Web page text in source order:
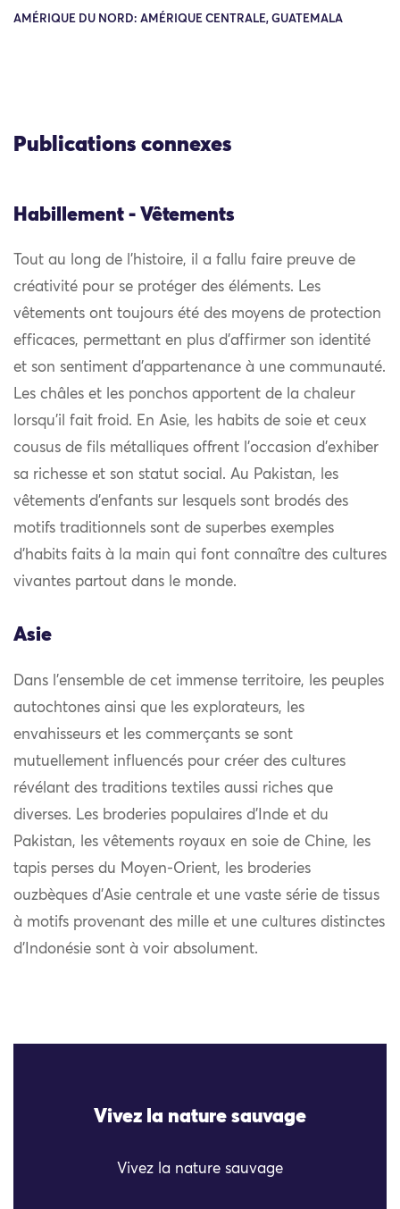
AMÉRIQUE DU NORD: AMÉRIQUE CENTRALE, GUATEMALA
Publications connexes
Habillement - Vêtements
Tout au long de l’histoire, il a fallu faire preuve de
créativité pour se protéger des éléments. Les
vêtements ont toujours été des moyens de protection
efficaces, permettant en plus d’affirmer son identité
et son sentiment d’appartenance à une communauté.
Les châles et les ponchos apportent de la chaleur
lorsqu’il fait froid. En Asie, les habits de soie et ceux
cousus de fils métalliques offrent l’occasion d’exhiber
sa richesse et son statut social. Au Pakistan, les
vêtements d’enfants sur lesquels sont brodés des
motifs traditionnels sont de superbes exemples
d’habits faits à la main qui font connaître des cultures
vivantes partout dans le monde.
Asie
Dans l’ensemble de cet immense territoire, les peuples
autochtones ainsi que les explorateurs, les
envahisseurs et les commerçants se sont
mutuellement influencés pour créer des cultures
révélant des traditions textiles aussi riches que
diverses. Les broderies populaires d’Inde et du
Pakistan, les vêtements royaux en soie de Chine, les
tapis perses du Moyen-Orient, les broderies
ouzbèques d’Asie centrale et une vaste série de tissus
à motifs provenant des mille et une cultures distinctes
d’Indonésie sont à voir absolument.
Vivez la nature sauvage
Vivez la nature sauvage